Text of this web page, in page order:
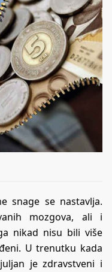
snage se nastavlja.
mozgova, ali i
nikad nisu bili više
U trenutku kada
je zdravstveni i